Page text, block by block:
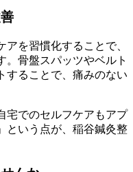
を習慣化することで、
。骨盤スパッツやベルト
することで、痛みのない
宅でのセルフケアもアプ
という点が、稲谷鍼灸整